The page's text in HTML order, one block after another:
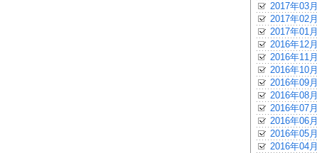
2017年03月
2017年02月
2017年01月
2016年12月
2016年11月
2016年10月
2016年09月
2016年08月
2016年07月
2016年06月
2016年05月
2016年04月